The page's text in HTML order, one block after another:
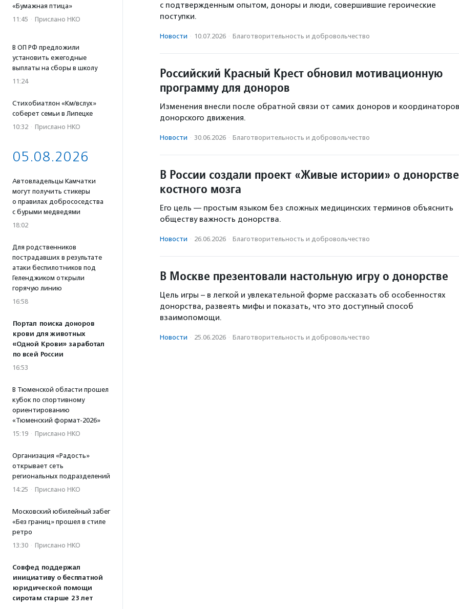
«Бумажная птица»
11:45 · Прислано НКО
В ОП РФ предложили
установить ежегодные
выплаты на сборы в школу
11:24
Стихобиатлон «Км/вслух»
соберет семьи в Липецке
10:32 · Прислано НКО
05.08.2026
Автовладельцы Камчатки
могут получить стикеры
о правилах добрососедства
с бурыми медведями
18:02
Для родственников
пострадавших в результате
атаки беспилотников под
Геленджиком открыли
горячую линию
16:58
Портал поиска доноров
крови для животных
«Одной Крови» заработал
по всей России
16:53
В Тюменской области прошел
кубок по спортивному
ориентированию
«Тюменский формат-2026»
15:19 · Прислано НКО
Организация «Радость»
открывает сеть
региональных подразделений
14:25 · Прислано НКО
Московский юбилейный забег
«Без границ» прошел в стиле
ретро
13:30 · Прислано НКО
Совфед поддержал
инициативу о бесплатной
юридической помощи
сиротам старше 23 лет
с подтвержденным опытом, доноры и люди, совершившие героические
поступки.
Новости · 10.07.2026 · Благотвори­тель­ность и доброволь­чест­во
Российский Красный Крест обновил мотивационную
программу для доноров
Изменения внесли после обратной связи от самих доноров и координаторов
донорского движения.
Новости · 30.06.2026 · Благотвори­тель­ность и доброволь­чест­во
В России создали проект «Живые истории» о донорстве
костного мозга
Его цель — простым языком без сложных медицинских терминов объяснить
обществу важность донорства.
Новости · 26.06.2026 · Благотвори­тель­ность и доброволь­чест­во
В Москве презентовали настольную игру о донорстве
Цель игры – в легкой и увлекательной форме рассказать об особенностях
донорства, развеять мифы и показать, что это доступный способ
взаимопомощи.
Новости · 25.06.2026 · Благотвори­тель­ность и доброволь­чест­во